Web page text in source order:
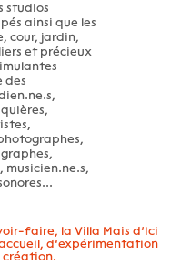
studios
ainsi que les
cour, jardin,
et précieux
des
faire, la Villa Mais d’Ici
d’expérimentation
création.